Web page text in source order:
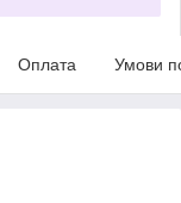
Оплата Умови